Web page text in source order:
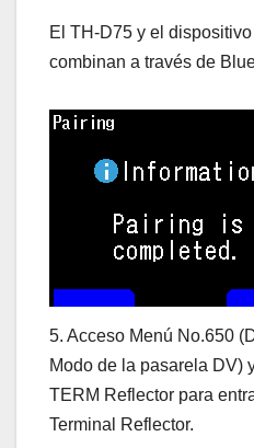
El TH-D75 y el
combinan a través de
5. Acceso Menú No.650
Modo de la pasarela DV)
TERM Reflector para
Terminal Reflector.